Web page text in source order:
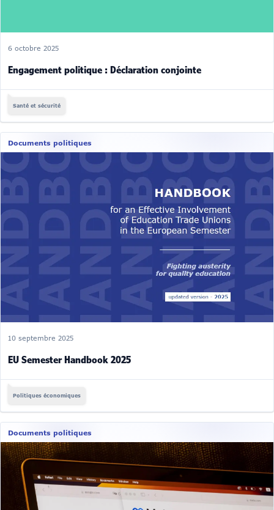
6 octobre 2025
Engagement politique : Déclaration conjointe
Santé et sécurité
Documents politiques
10 septembre 2025
EU Semester Handbook 2025
Politiques économiques
Documents politiques